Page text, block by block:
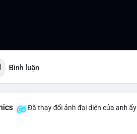
Bình luận
Đã thay đổi ảnh đại diện của anh ấy